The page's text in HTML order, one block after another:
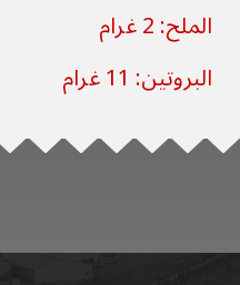
الملح: 2 غرام
البروتين: 11 غرام